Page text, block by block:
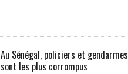
Au Sénégal, policiers et gendarmes
sont les plus corrompus